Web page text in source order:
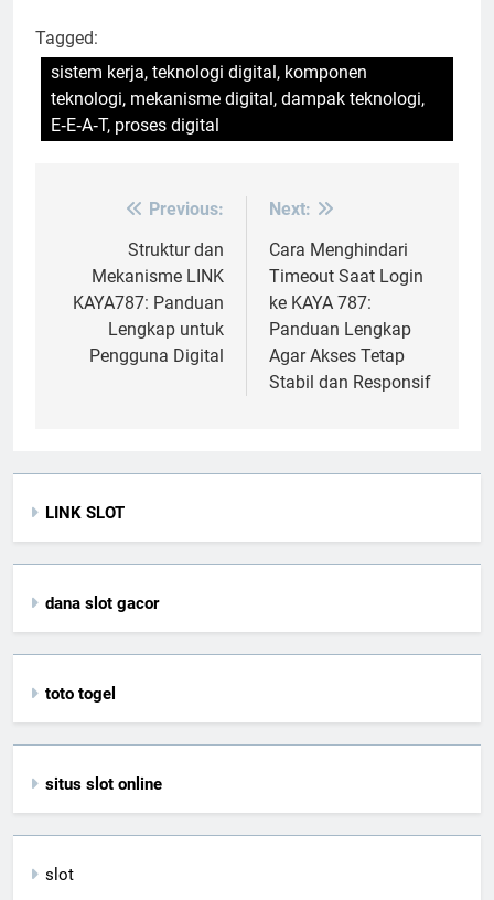
Tagged:
sistem kerja, teknologi digital, komponen
teknologi, mekanisme digital, dampak teknologi,
E‑E‑A‑T, proses digital
navigation
Previous:
Struktur dan
Mekanisme LINK
KAYA787: Panduan
Lengkap untuk
Pengguna Digital
Next:
Cara Menghindari
Timeout Saat Login
ke KAYA 787:
Panduan Lengkap
Agar Akses Tetap
Stabil dan Responsif
LINK SLOT
dana slot gacor
toto togel
situs slot online
slot